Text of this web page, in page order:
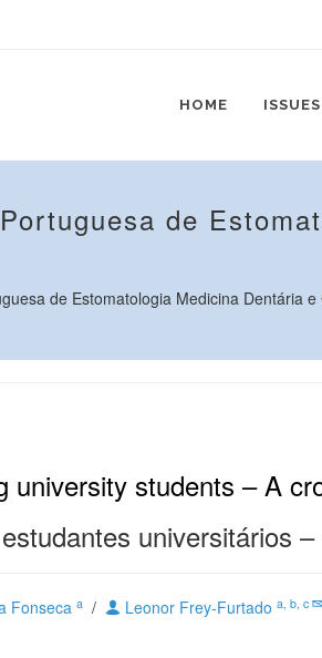
HOME ISSUES
de
de Estomatologia Medicina Dentária
students – A
universitários
Fonseca a / Leonor Frey-Furtado a, b, c